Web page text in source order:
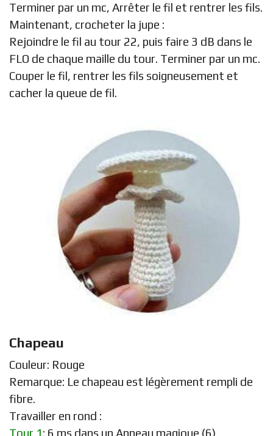
Terminer par un mc, Arrêter le fil et rentrer les fils.
Maintenant, crocheter la jupe :
Rejoindre le fil au tour 22, puis faire 3 dB dans le
FLO de chaque maille du tour. Terminer par un mc.
Couper le fil, rentrer les fils soigneusement et
cacher la queue de fil.
Chapeau
Couleur: Rouge
Remarque: Le chapeau est légèrement rempli de
fibre.
Travailler en rond :
Tour 1: 6 ms dans un Anneau magique (6)